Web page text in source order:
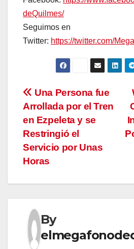
deQuilmes/
Seguimos en
Twitter: https://twitter.com/
Navegación
de
entradas
Una Persona fue
Arrollada por el Tren
en Ezpeleta y se
Restringió el
Servicio por Unas
Horas
By